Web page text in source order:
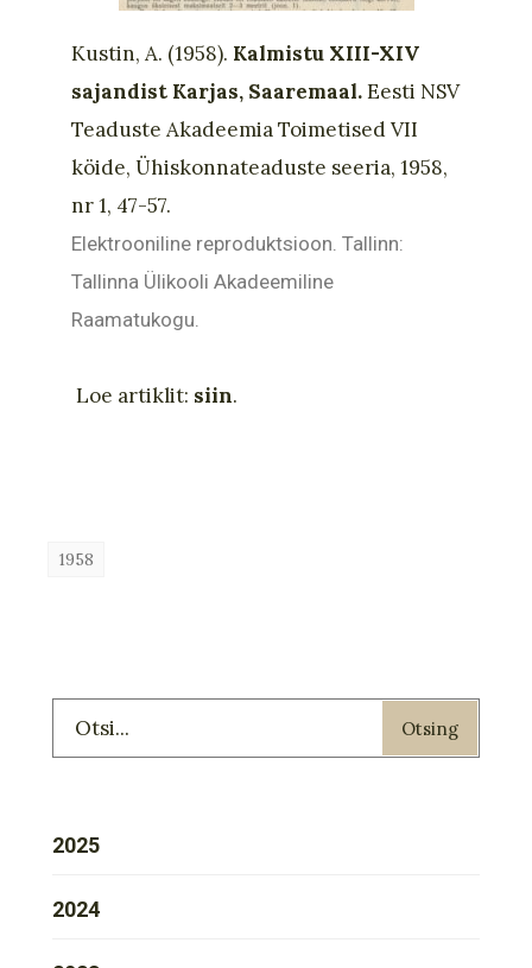
Kustin, A. (1958). Kalmistu XIII-XIV
sajandist Karjas, Saaremaal.Eesti NSV
Teaduste Akadeemia Toimetised VII
köide, Ühiskonnateaduste seeria, 1958,
nr 1, 47-57.
Elektrooniline reproduktsioon. Tallinn:
Tallinna Ülikooli Akadeemiline
Raamatukogu.
Loe artiklit: siin.
1958
Otsing
2025
2024